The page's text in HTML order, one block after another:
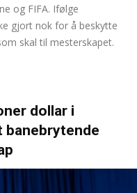
og FIFA. Ifølge
gjort nok for å beskytte
skal til mesterskapet.
dollar i
banebrytende